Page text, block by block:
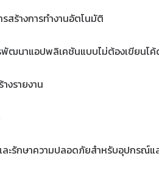
สร้างการทำงานอัตโนมัติ
ฒนาแอปพลิเคชันแบบไม่ต้องเขียนโค้
งรายงาน
ะรักษาความปลอดภัยสำหรับอุปกรณ์แ